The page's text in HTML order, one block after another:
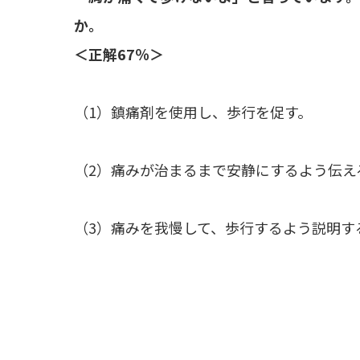
か。
＜正解67％＞
（1）鎮痛剤を使用し、歩行を促す。
（2）痛みが治まるまで安静にするよう伝え
（3）痛みを我慢して、歩行するよう説明す